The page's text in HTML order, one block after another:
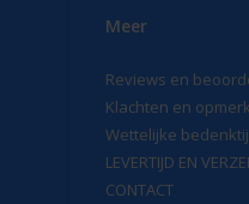
Meer
Reviews en
Klachten en
Wettelijke
LEVERTIJD EN
CONTACT